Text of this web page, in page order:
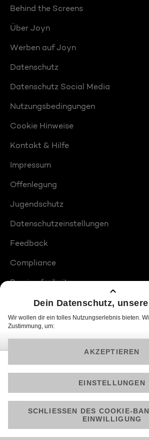
Behind the Screens
Über Joyn
Werben auf Joyn
Datenschutz
Datenschutz Social Media
Nutzungsbedingungen
Cookie Hinweise
Kontakt & Hilfe
Impressum
Offenlegung
Jugendschutz
Datenschutzeinstellungen
Feedback
Compliance
Barrierefreiheit
Produktplatzierungen